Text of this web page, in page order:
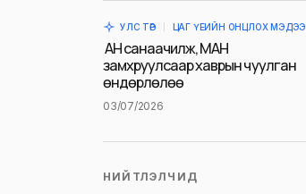
УЛС ТӨР ЦАГ ҮЕИЙН ОНЦЛОХ МЭДЭЭ
АН санаачилж, МАН
замхруулсаар хаврын чуулган
өндөрлөлөө
03/07/2026
НИЙТЛЭЛЧИД